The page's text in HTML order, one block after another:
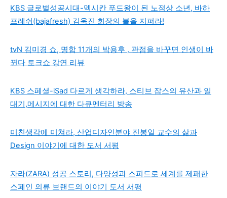
KBS 글로벌성공시대-멕시칸 푸드왕이 된 노점상 소년, 바하
프레쉬(bajafresh) 김욱진 회장의 불을 지펴라!
tvN 김미경 쇼, 명함 11개의 박용후 , 관점을 바꾸면 인생이 바
뀐다 토크쇼 강연 리뷰
KBS 스페셜-iSad 다르게 생각하라, 스티브 잡스의 유산과 일
대기,메시지에 대한 다큐멘터리 방송
미친생각에 미쳐라, 산업디자인분야 진봉일 교수의 삶과
Design 이야기에 대한 도서 서평
자라(ZARA) 성공 스토리, 다양성과 스피드로 세계를 제패한
스페인 의류 브랜드의 이야기 도서 서평